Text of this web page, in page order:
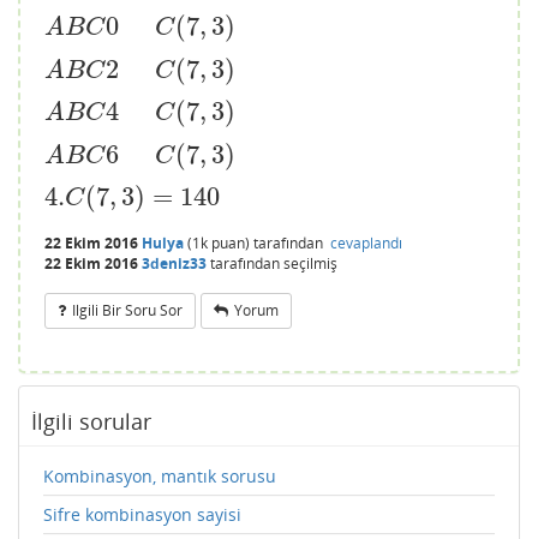
ABC0
ABC0 C(7, 3)
C(7,3)
ABC2
ABC2 C(7, 3)
C(7,3)
ABC4
ABC4 C(7, 3)
C(7,3)
ABC6
ABC6 C(7, 3)
C(7,3)
4.C(7, 3) = 140
4.C(7,3) =140
22 Ekim 2016 Hulya(1k puan) tarafından cevaplandı
22 Ekim 20163deniz33tarafındanseçilmiş
Ilgili Bir Soru Sor Yorum
İlgili sorular
Kombinasyon, mantık sorusu
Sifre kombinasyon sayisi